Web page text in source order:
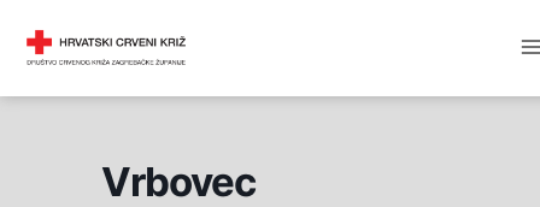
Vrbovec